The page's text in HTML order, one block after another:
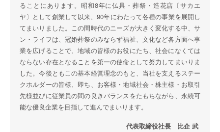
ることにあります。昭和8年に仏具・葬祭・造花店〔サカエ
ヤ〕として創業して以来、90年にわたって各種の事業を展開し
てまいりました。この間時代のニーズが大きく変化する中、サ
ン・ライフは、冠婚葬祭のみならず福祉、文化など各方面へ事
業を広げることで、地域の皆様のお役にたち、社会になくては
ならない存在となることを第一の使命として努力してまいりま
した。今後ともこの基本経営理念のもと、当社を支えるステー
クホルダーの皆様、即ち、お客様・地域社会・株主様・お取引
先様並びに従業員の間の良きバランスをたもちながら、永続可
能な優良企業を目指して進んでまいります。
代表取締役社長 比企 武